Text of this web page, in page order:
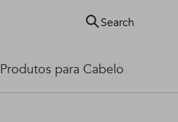
Produtos para Cabelo
Search